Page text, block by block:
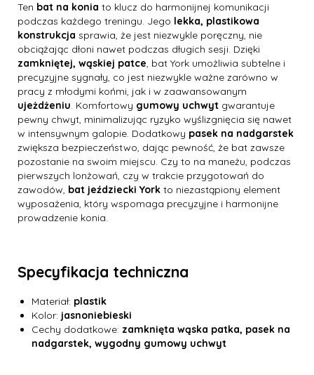
Ten bat na konia to klucz do harmonijnej komunikacji
podczas każdego treningu. Jego lekka, plastikowa
konstrukcja sprawia, że jest niezwykle poręczny, nie
obciążając dłoni nawet podczas długich sesji. Dzięki
zamkniętej, wąskiej patce, bat York umożliwia subtelne i
precyzyjne sygnały, co jest niezwykle ważne zarówno w
pracy z młodymi końmi, jak i w zaawansowanym
ujeżdżeniu. Komfortowy gumowy uchwyt gwarantuje
pewny chwyt, minimalizując ryzyko wyślizgnięcia się nawet
w intensywnym galopie. Dodatkowy pasek na nadgarstek
zwiększa bezpieczeństwo, dając pewność, że bat zawsze
pozostanie na swoim miejscu. Czy to na maneżu, podczas
pierwszych lonżowań, czy w trakcie przygotowań do
zawodów, bat jeździecki York to niezastąpiony element
wyposażenia, który wspomaga precyzyjne i harmonijne
prowadzenie konia.
Specyfikacja techniczna
Materiał: plastik
Kolor: jasnoniebieski
Cechy dodatkowe: zamknięta wąska patka, pasek na
nadgarstek, wygodny gumowy uchwyt